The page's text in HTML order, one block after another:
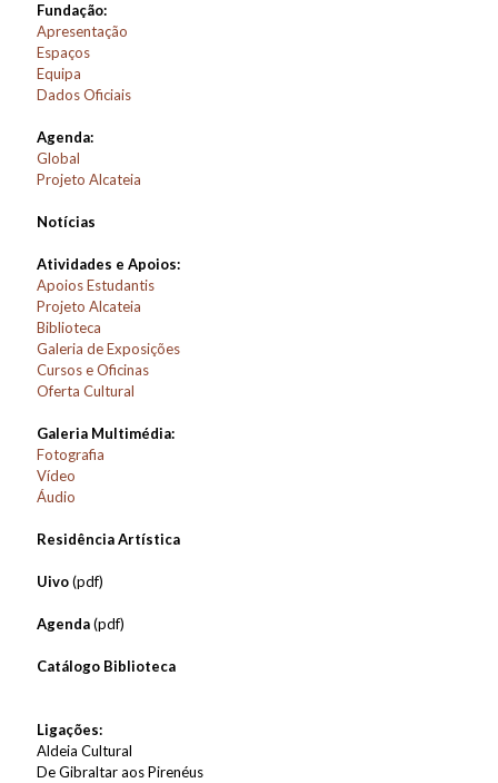
Fundação:
Apresentação
Espaços
Equipa
Dados Oficiais
Agenda:
Global
Projeto Alcateia
Notícias
Atividades e Apoios:
Apoios Estudantis
Projeto Alcateia
Biblioteca
Galeria de Exposições
Cursos e Oficinas
Oferta Cultural
Galeria Multimédia:
Fotografia
Vídeo
Áudio
Residência Artística
Uivo(pdf)
Agenda(pdf)
Catálogo Biblioteca
Ligações:
Aldeia Cultural
De Gibraltar aos Pirenéus